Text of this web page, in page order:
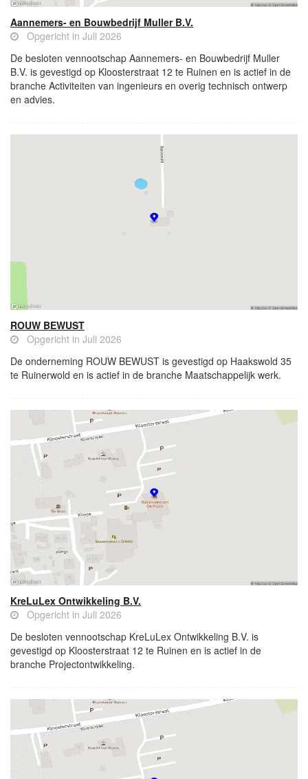
Aannemers- en Bouwbedrijf Muller B.V.
Opgericht in Juli 2026
De besloten vennootschap Aannemers- en Bouwbedrijf Muller
B.V. is gevestigd op Kloosterstraat 12 te Ruinen en is actief in de
branche Activiteiten van ingenieurs en overig technisch ontwerp
en advies.
ROUW BEWUST
Opgericht in Juli 2026
De onderneming ROUW BEWUST is gevestigd op Haakswold 35
te Ruinerwold en is actief in de branche Maatschappelijk werk.
KreLuLex Ontwikkeling B.V.
Opgericht in Juli 2026
De besloten vennootschap KreLuLex Ontwikkeling B.V. is
gevestigd op Kloosterstraat 12 te Ruinen en is actief in de
branche Projectontwikkeling.